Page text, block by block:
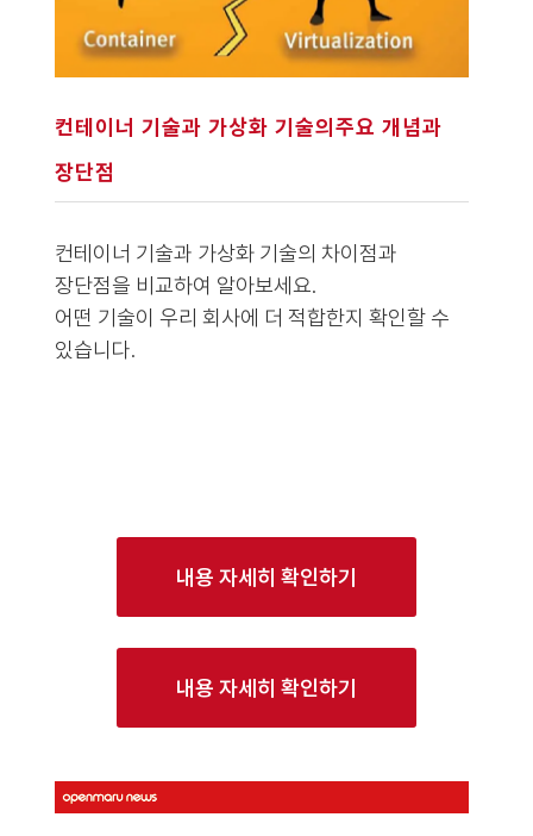
컨테이너 기술과 가상화 기술의주요 개념과
장단점
컨테이너 기술과 가상화 기술의 차이점과
장단점을 비교하여 알아보세요.
어떤 기술이 우리 회사에 더 적합한지 확인할 수
있습니다.
내용 자세히 확인하기
내용 자세히 확인하기